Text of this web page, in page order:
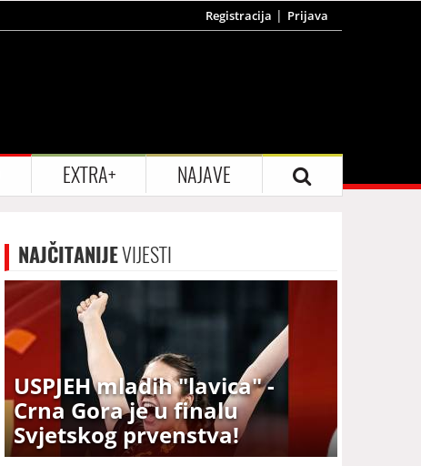
Registracija Prijava
EXTRA+ NAJAVE
NAJČITANIJEVIJESTI
USPJEH mladih "lavica" -
Crna Gora je u finalu
Svjetskog prvenstva!